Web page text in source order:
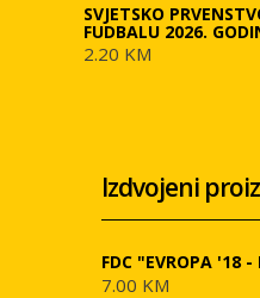
SVJETSKO
FUDBALU 2026.
2.20 KM
Izdvojeni
FDC "EVROPA '18
7.00 KM